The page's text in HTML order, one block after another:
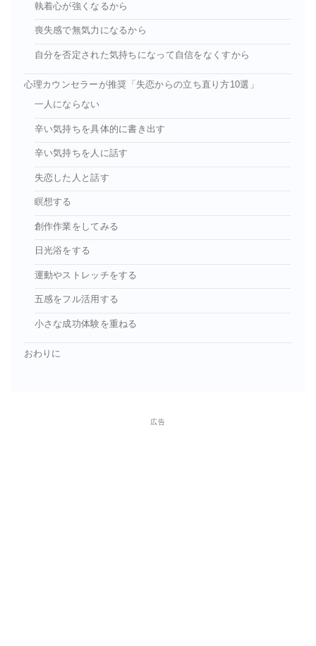
執着心が強くなるから
喪失感で無気力になるから
自分を否定された気持ちになって自信をなくすから
心理カウンセラーが推奨「失恋からの立ち直り方10選」
一人にならない
辛い気持ちを具体的に書き出す
辛い気持ちを人に話す
失恋した人と話す
瞑想する
創作作業をしてみる
日光浴をする
運動やストレッチをする
五感をフル活用する
小さな成功体験を重ねる
おわりに
広告